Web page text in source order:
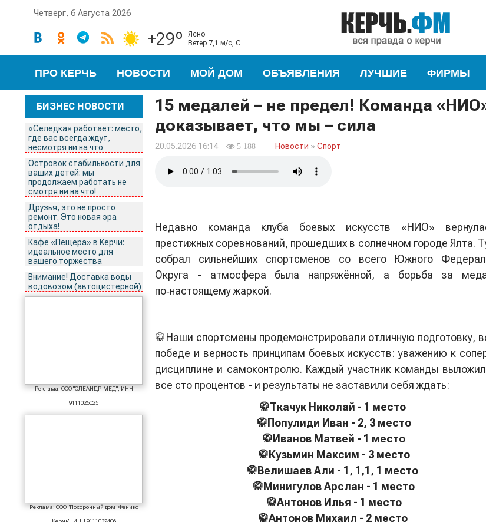
Четверг, 6 Августа 2026
+29º
ясно
ветер 7,1 м/с, С
ПРО КЕРЧЬ НОВОСТИ МОЙ ДОМ ОБЪЯВЛЕНИЯ ЛУЧШИЕ ФИРМЫ
БИЗНЕС НОВОСТИ
«Селедка» работает: место,
где вас всегда ждут,
несмотря ни на что
Островок стабильности для
ваших детей: мы
продолжаем работать не
смотря ни на что!
Друзья, это не просто
ремонт. Это новая эра
отдыха!
Кафе «Пещера» в Керчи:
идеальное место для
вашего торжества
Внимание! Доставка воды
водовозом (автоцистерной)
Реклама: ООО "ОЛЕАНДР-МЕД", ИНН
9111026025
Реклама: ООО "Похоронный дом "Феникс
15 медалей – не предел! Команда
доказывает, что мы – сила
20.05.2026 16:14 5 188 Новости » Спорт
Недавно команда клуба боевых искусств «НИО»
престижных соревнований, прошедших в солнечном городе Ялта.
собрал сильнейших спортсменов со всего Южного
Округа - атмосфера была напряжённой, а борьба за
по‑настоящему жаркой.
🥋Наши спортсмены продемонстрировали отличную подготовку,
победе и верность принципам боевых искусств: уважению к
дисциплине и самоконтролю. Каждый участник команды
все сто процентов - и результаты не заставили себя ждать:
🥋Ткачук Николай - 1 место
🥋Популиди Иван - 2, 3 место
🥋Иванов Матвей - 1 место
🥋Кузьмин Максим - 3 место
🥋Велишаев Али - 1, 1,1, 1 место
🥋Минигулов Арслан - 1 место
🥋Антонов Илья - 1 место
🥋Антонов Михаил - 2 место